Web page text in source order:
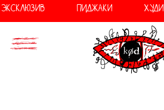
////
ЭКСКЛЮЗИВ ПИДЖАКИ ХУДИ